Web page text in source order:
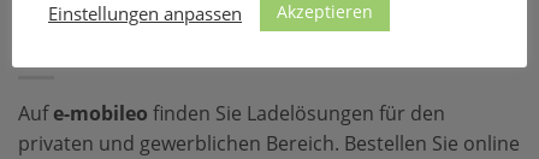
Aufe-mobileo finden Sie Ladelösungen für den
privaten und gewerblichen Bereich. Bestellen Sie online
Einstellungen anpassen
Akzeptieren